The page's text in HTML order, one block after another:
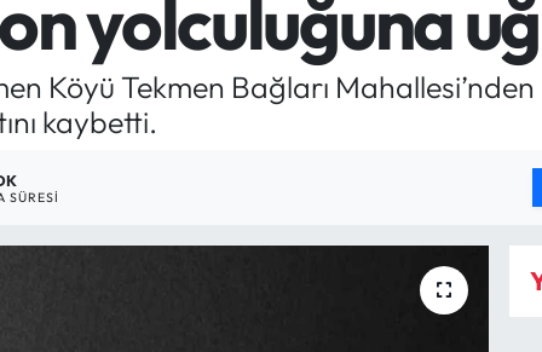
yolculuğuna
Köyü Tekmen Bağları
kaybetti.
SÜRESI